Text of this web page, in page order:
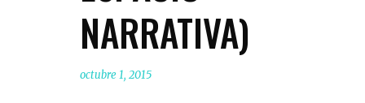
NARRATIVA)
octubre 1, 2015